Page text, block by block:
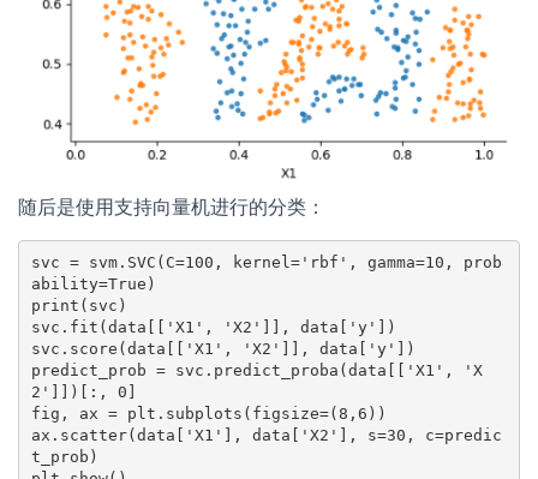
随后是使用支持向量机进行的分类：
svc = svm.SVC(C=100, kernel='rbf', gamma=10, prob
ability=True)
print(svc)
svc.fit(data[['X1', 'X2']], data['y'])
svc.score(data[['X1', 'X2']], data['y'])
predict_prob = svc.predict_proba(data[['X1', 'X
2']])[:, 0]
fig, ax = plt.subplots(figsize=(8,6))
ax.scatter(data['X1'], data['X2'], s=30, c=predic
t_prob)